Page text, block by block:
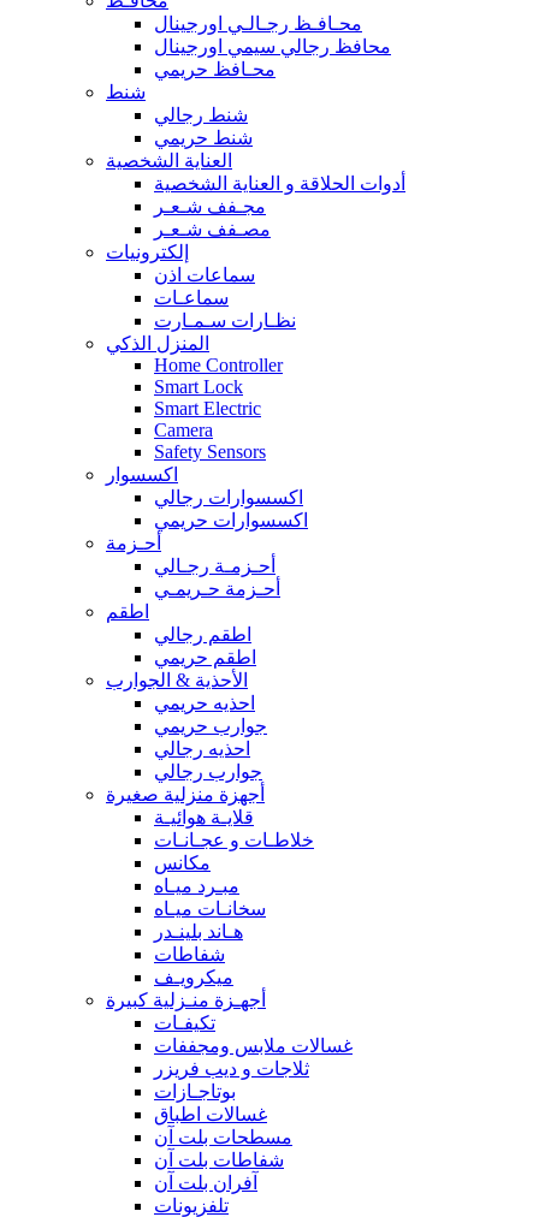
محـافـظ رجـالـي اورجينال
محافظ رجالي سيمي اورجينال
محـافظ حريمي
شنط
شنط رجالي
شنط حريمي
العناية الشخصية
أدوات الحلاقة و العناية الشخصية
مجـفف شـعـر
مصـفف شـعـر
إلكترونيات
سماعات اذن
سماعـات
نظـارات سـمـارت
المنزل الذكي
Home Controller
Smart Lock
Smart Electric
Camera
Safety Sensors
اكسسوار
اكسسوارات رجالي
اكسسوارات حريمي
أحـزمة
أحـزمـة رجـالي
أحـزمة حـريمـي
اطقم
اطقم رجالي
اطقم حريمي
الأحذية & الجوارب
احذيه حريمي
جوارب حريمي
احذيه رجالي
جوارب رجالي
أجهزة منزلية صغيرة
قلايـة هوائيـة
خلاطـات و عجـانـات
مكانس
مبـرد ميـاه
سخانـات ميـاه
هـاند بلينـدر
شفاطات
ميكرويـف
أجهـزة منـزلية كبيرة
تكيفـات
غسالات ملابس ومجففات
ثلاجات و ديب فريزر
بوتاجـازات
غسالات اطباق
مسطحات بلت آن
شفاطات بلت آن
آفران بلت آن
تلفزيونات